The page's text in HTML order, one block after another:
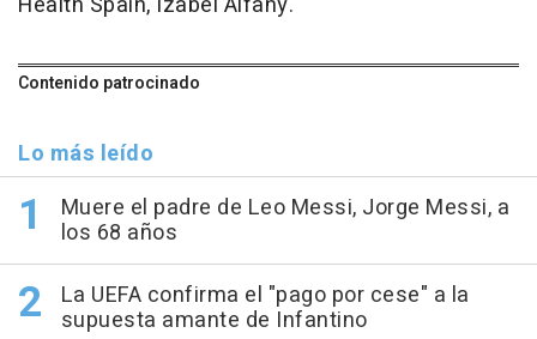
Contenido patrocinado
Lo más leído
Muere el padre de Leo Messi, Jorge Messi, a
los 68 años
La UEFA confirma el "pago por cese" a la
supuesta amante de Infantino